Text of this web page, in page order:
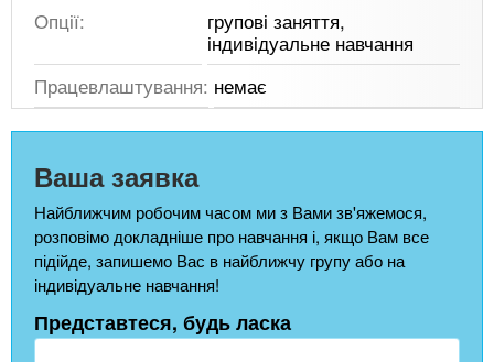
Опції:
групові заняття,
індивідуальне навчання
Працевлаштування: немає
Ваша заявка
Найближчим робочим часом ми з Вами зв'яжемося,
розповімо докладніше про навчання і, якщо Вам все
підійде, запишемо Вас в найближчу групу або на
індивідуальне навчання!
Представтеся, будь ласка